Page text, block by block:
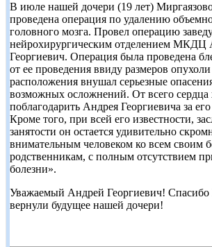
В июле нашей дочери (19 лет)
проведена операция по удалению
головного мозга. Провел операцию
нейрохирургическим отделением МКДЦ
Георгиевич. Операция была проведена
от ее проведения ввиду размеров
расположения внушал серьезные
возможных осложнений. От всего сердца
поблагодарить Андрея Георгиевича за
Кроме того, при всей его известности,
занятости он остается удивительно
внимательным человеком ко всем своим
родственникам, с полным отсутствием
болезни».
Уважаемый Андрей Георгиевич! Спасибо
вернули будущее нашей дочери!